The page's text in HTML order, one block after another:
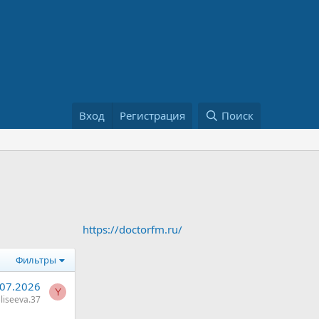
Вход Регистрация Поиск
Фильтры
Y
https://doctorfm.ru/